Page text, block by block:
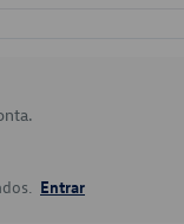
Entrar